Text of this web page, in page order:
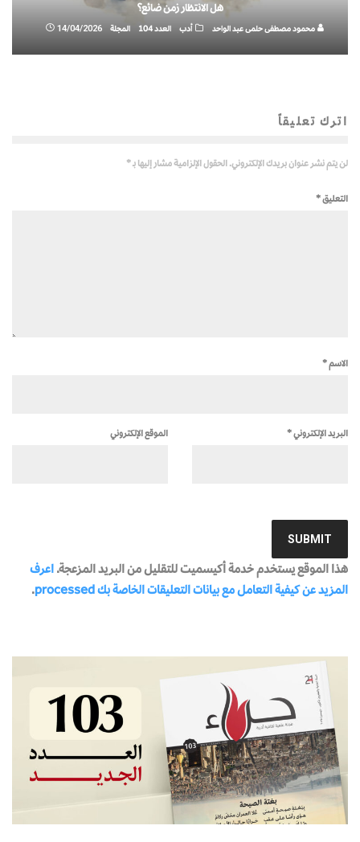
هل الانتظار زمن ضائع؟
محمود مصطفى حلمى عبد الواحد أدب العدد 104 المجلة 14/04/2026
اترك تعليقاً
لن يتم نشر عنوان بريدك الإلكتروني. الحقول الإلزامية مشار إليها بـ*
التعليق*
الاسم*
البريد الإلكتروني* الموقع الإلكتروني
هذا الموقع يستخدم خدمة أكيسميت للتقليل من البريد المزعجة. اعرف
المزيد عن كيفية التعامل مع بيانات التعليقات الخاصة بك processed
.